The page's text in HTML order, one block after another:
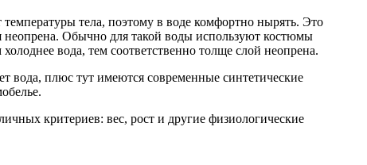
температуры тела, поэтому в воде комфортно нырять. Это
неопрена. Обычно для такой воды используют костюмы
вода, тем соответственно толще слой неопрена.
вода, плюс тут имеются современные синтетические
критериев: вес, рост и другие физиологические